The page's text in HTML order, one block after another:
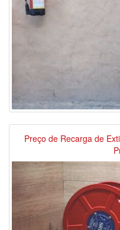
Preço de Recarga de